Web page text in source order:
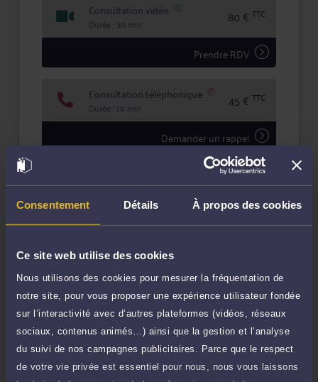
Consentement Détails À propos des cookies
Ce site web utilise des cookies
Nous utilisons des cookies pour mesurer la fréquentation de
notre site, pour vous proposer une expérience utilisateur fondée
sur l’interactivité avec d’autres plateformes (vidéos, réseaux
sociaux, contenus animés…) ainsi que la gestion et l’analyse
du suivi de nos campagnes publicitaires. Parce que le respect
de votre vie privée est essentiel pour nous, nous vous laissons
Consultation vidéo
Durée : 30 min 80 € TTC
Prendre RDV
Consultation téléphonique
Durée : 10 min 45 € TTC
Demander un rappel
de 1.000 caractères)
40 €
Consultation écrite
Etude de votre dossier + possibilité
d'ajout d'une pièce jointe
200 €
TTC
Consulter par écrit
Payer des honoraires ou une facture